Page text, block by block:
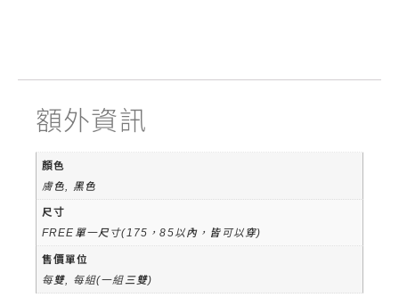
額外資訊
顏色
膚色, 黑色
尺寸
FREE單一尺寸(175，85以內，皆可以穿)
售價單位
每雙, 每組(一組三雙)